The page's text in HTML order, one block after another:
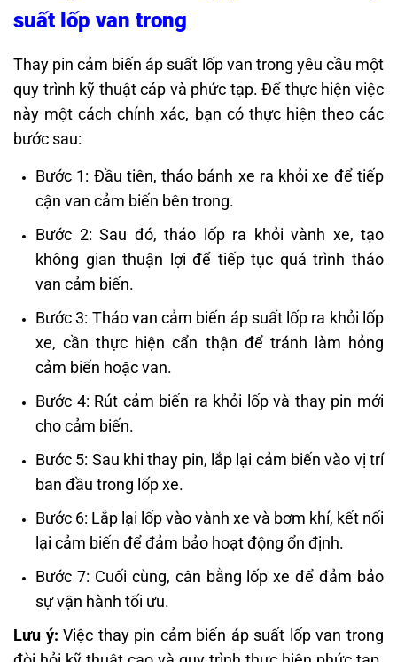
suất lốp van trong
Thay pin cảm biến áp suất lốp van trong yêu cầu một
quy trình kỹ thuật cáp và phức tạp. Để thực hiện việc
này một cách chính xác, bạn có thực hiện theo các
bước sau:
Bước 1: Đầu tiên, tháo bánh xe ra khỏi xe để tiếp
cận van cảm biến bên trong.
Bước 2: Sau đó, tháo lốp ra khỏi vành xe, tạo
không gian thuận lợi để tiếp tục quá trình tháo
van cảm biến.
Bước 3: Tháo van cảm biến áp suất lốp ra khỏi lốp
xe, cần thực hiện cẩn thận để tránh làm hỏng
cảm biến hoặc van.
Bước 4: Rút cảm biến ra khỏi lốp và thay pin mới
cho cảm biến.
Bước 5: Sau khi thay pin, lắp lại cảm biến vào vị trí
ban đầu trong lốp xe.
Bước 6: Lắp lại lốp vào vành xe và bơm khí, kết nối
lại cảm biến để đảm bảo hoạt động ổn định.
Bước 7: Cuối cùng, cân bằng lốp xe để đảm bảo
sự vận hành tối ưu.
Lưu ý: Việc thay pin cảm biến áp suất lốp van trong